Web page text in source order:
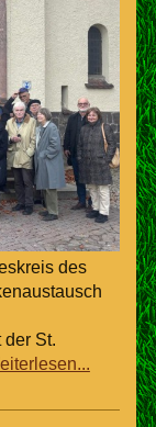
des
der St.